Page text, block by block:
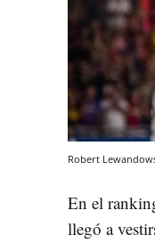
Robert
En el
llegó a